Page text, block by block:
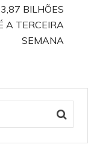
BILHÕES
A TERCEIRA
SEMANA